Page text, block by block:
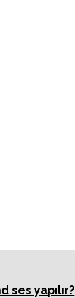
ses yapılır?